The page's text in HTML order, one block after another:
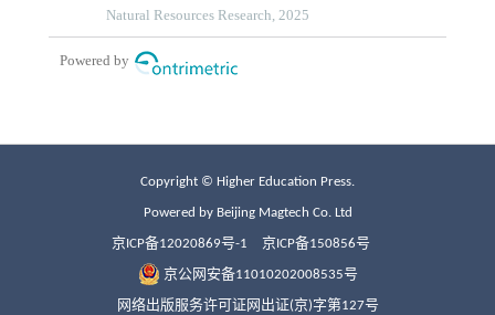
Copyright © Higher Education Press.
Powered by Beijing Magtech Co. Ltd
京ICP备12020869号-1 京ICP备150856号
京公网安备11010202008535号
网络出版服务许可证网出证(京)字第127号